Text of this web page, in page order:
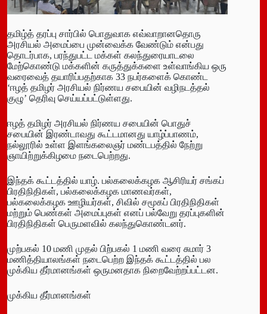
தமிழ்த் தரப்பு சார்பில் பொதுவாக எவ்வாறானதொரு
அரசியல் அமைப்பை முன்வைக்க வேண்டும் என்பது
தொடர்பாக, பரந்துபட்ட மக்கள் கலந்துரையாடலை
மேற்கொண்டு மக்களின் கருத்துக்களை உள்வாங்கிய ஒரு
வரைவைத் தயாரிப்பதற்காக 33 நபர்களைக் கொண்ட
‘ஈழத் தமிழர் அரசியல் நிர்ணய சபையின் வழிநடத்தல்
குழு’ தெரிவு செய்யப்பட்டுள்ளது.
ஈழத் தமிழர் அரசியல் நிர்ணய சபையின் பொதுச்
சபையின் இரண்டாவது கூட்டமானது யாழ்ப்பாணம்,
நல்லூரில் உள்ள இளங்கலைஞர் மண்டபத்தில் நேற்று
ஞாயிற்றுக்கிழமை நடைபெற்றது.
இந்தக் கூட்டத்தில் யாழ். பல்கலைக்கழக ஆசிரியர் சங்கப்
பிரதிநிதிகள், பல்கலைக்கழக மாணவர்கள்,
பல்கலைக்கழக ஊழியர்கள், சிவில் சமூகப் பிரதிநிதிகள்
மற்றும் பெண்கள் அமைப்புகள் எனப் பல்வேறு தரப்புகளின்
பிரதிநிதிகள் பெருமளவில் கலந்துகொண்டனர்.
முற்பகல் 10 மணி முதல் பிற்பகல் 1 மணி வரை சுமார் 3
மணித்தியாலங்கள் நடைபெற்ற இந்தக் கூட்டத்தில் பல
முக்கிய தீர்மானங்கள் ஒருமனதாக நிறைவேற்றப்பட்டன.
முக்கிய தீர்மானங்கள்